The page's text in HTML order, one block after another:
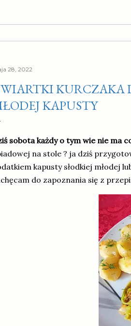
28, 2022
KURCZAKA
KAPUSTY
sobota każdy o tym wie nie ma
na stole ? ja dziś
kapusty słodkiej młodej
do zapoznania się z